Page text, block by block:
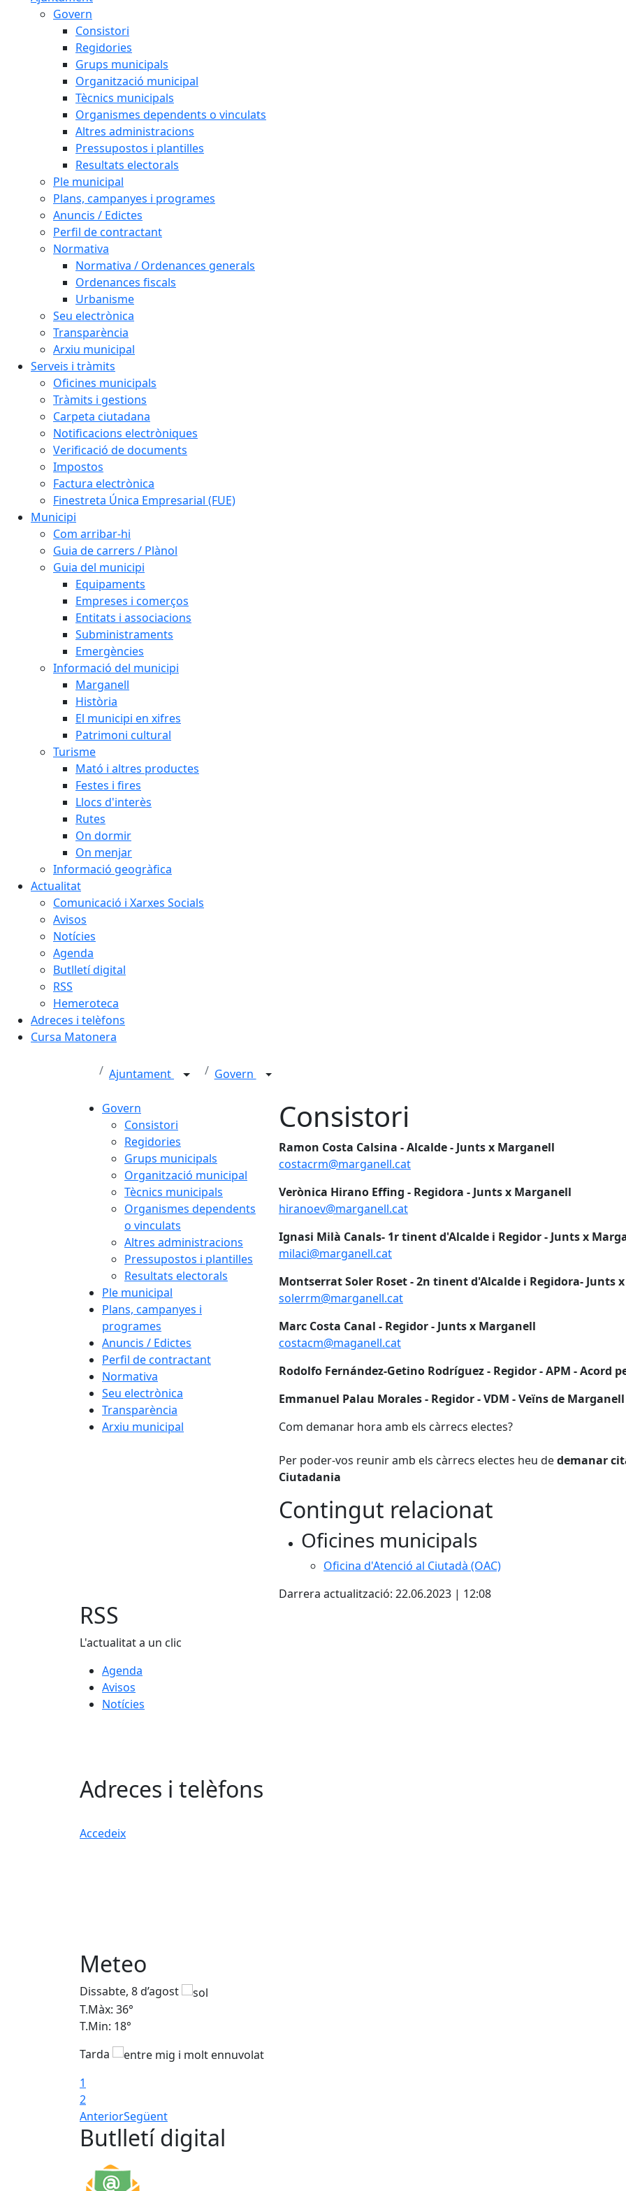
Govern
Consistori
Regidories
Grups municipals
Organització municipal
Tècnics municipals
Organismes dependents o vinculats
Altres administracions
Pressupostos i plantilles
Resultats electorals
Ple municipal
Plans, campanyes i programes
Anuncis / Edictes
Perfil de contractant
Normativa
Normativa / Ordenances generals
Ordenances fiscals
Urbanisme
Seu electrònica
Transparència
Arxiu municipal
Serveis i tràmits
Oficines municipals
Tràmits i gestions
Carpeta ciutadana
Notificacions electròniques
Verificació de documents
Impostos
Factura electrònica
Finestreta Única Empresarial (FUE)
Municipi
Com arribar-hi
Guia de carrers / Plànol
Guia del municipi
Equipaments
Empreses i comerços
Entitats i associacions
Subministraments
Emergències
Informació del municipi
Marganell
Història
El municipi en xifres
Patrimoni cultural
Turisme
Mató i altres productes
Festes i fires
Llocs d'interès
Rutes
On dormir
On menjar
Informació geogràfica
Actualitat
Comunicació i Xarxes Socials
Avisos
Notícies
Agenda
Butlletí digital
RSS
Hemeroteca
Adreces i telèfons
Cursa Matonera
Ajuntament Govern
Govern
Consistori
Regidories
Grups municipals
Organització municipal
Tècnics municipals
Organismes dependents
o vinculats
Altres administracions
Pressupostos i plantilles
Resultats electorals
Ple municipal
Plans, campanyes i
programes
Anuncis / Edictes
Perfil de contractant
Normativa
Seu electrònica
Transparència
Arxiu municipal
Consistori
Ramon Costa Calsina - Alcalde - Junts x Marganell
costacrm@marganell.cat
Verònica Hirano Effing - Regidora - Junts x Marganell
hiranoev@marganell.cat
Ignasi Milà Canals- 1r tinent d'Alcalde i Regidor - Junts x
milaci@marganell.cat
Montserrat Soler Roset - 2n tinent d'Alcalde i Regidora- Junts
solerrm@marganell.cat
Marc Costa Canal - Regidor - Junts x Marganell
costacm@maganell.cat
Rodolfo Fernández-Getino Rodríguez - Regidor - APM - Acord
Emmanuel Palau Morales - Regidor - VDM - Veïns de Marganell
Com demanar hora amb els càrrecs electes?
Per poder-vos reunir amb els càrrecs electes heu dedemanar
Ciutadania
Contingut relacionat
Oficines municipals
Oficina d'Atenció al Ciutadà (OAC)
Darrera actualització: 22.06.2023 | 12:08
RSS
L'actualitat a un clic
Agenda
Avisos
Notícies
Adreces i telèfons
Accedeix
Meteo
Dissabte, 8 d’agost
T.Màx: 36°
T.Min: 18°
Tarda
1
2
AnteriorSegüent
Butlletí digital